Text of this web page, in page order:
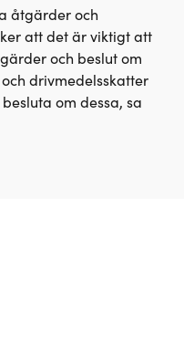
åtgärder och
att det är viktigt att
och beslut om
drivmedelsskatter
om dessa, sa